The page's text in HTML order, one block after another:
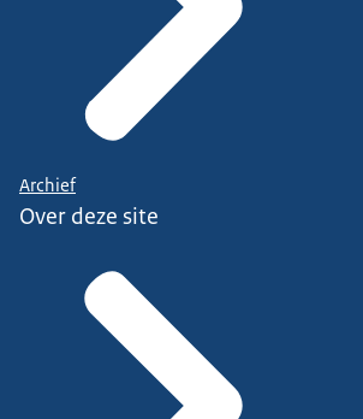
Archief
Over deze site